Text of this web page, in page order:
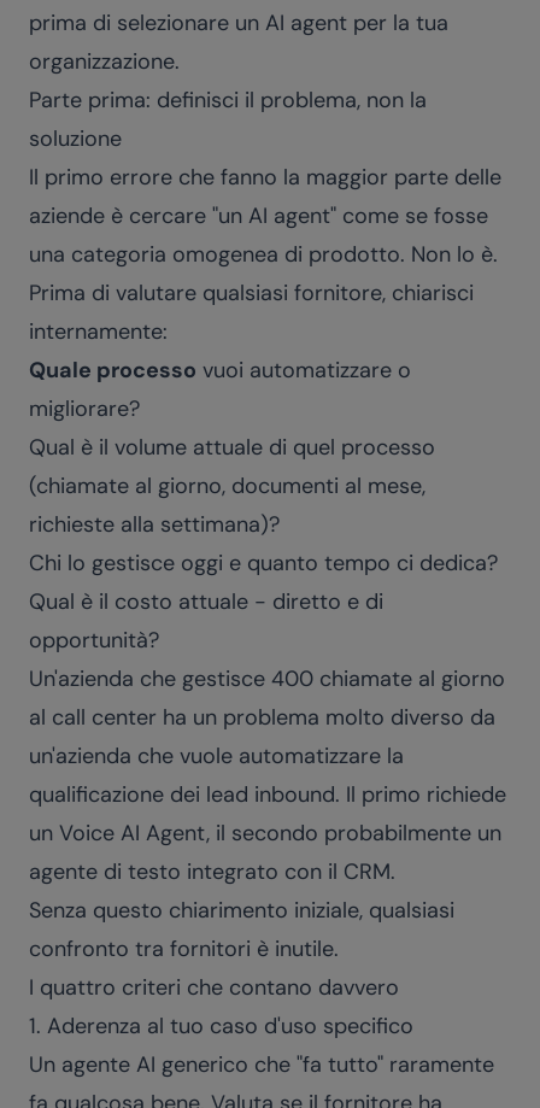
prima di selezionare un AI agent per la tua
organizzazione.
Parte prima: definisci il problema, non la
soluzione
Il primo errore che fanno la maggior parte delle
aziende è cercare "un AI agent" come se fosse
una categoria omogenea di prodotto. Non lo è.
Prima di valutare qualsiasi fornitore, chiarisci
internamente:
Quale processo vuoi automatizzare o
migliorare?
Qual è il volume attuale di quel processo
(chiamate al giorno, documenti al mese,
richieste alla settimana)?
Chi lo gestisce oggi e quanto tempo ci dedica?
Qual è il costo attuale - diretto e di
opportunità?
Un'azienda che gestisce 400 chiamate al giorno
al call center ha un problema molto diverso da
un'azienda che vuole automatizzare la
qualificazione dei lead inbound. Il primo richiede
un Voice AI Agent, il secondo probabilmente un
agente di testo integrato con il CRM.
Senza questo chiarimento iniziale, qualsiasi
confronto tra fornitori è inutile.
I quattro criteri che contano davvero
1. Aderenza al tuo caso d'uso specifico
Un agente AI generico che "fa tutto" raramente